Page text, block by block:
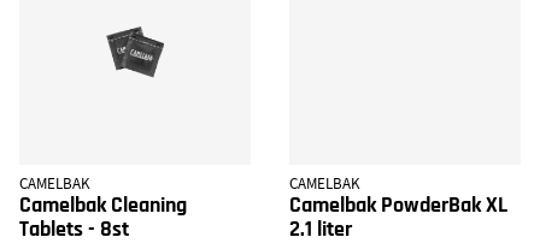
CAMELBAK
Camelbak Cleaning
Tablets - 8st
CAMELBAK
Camelbak PowderBak XL
2.1 liter